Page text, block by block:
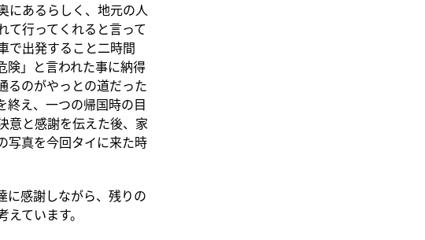
にあるらしく、地元の人
て行ってくれると言って
で出発すること二時間
険」と言われた事に納得
るのがやっとの道だった
終え、一つの帰国時の目
意と感謝を伝えた後、家
写真を今回タイに来た時
に感謝しながら、残りの
ています。